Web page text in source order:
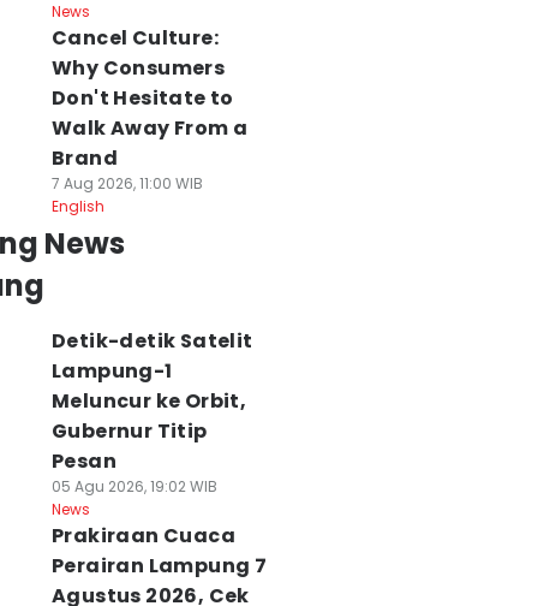
News
Cancel Culture:
Why Consumers
Don't Hesitate to
Walk Away From a
Brand
7 Aug 2026, 11:00 WIB
English
News
Detik-detik Satelit
Lampung-1
Meluncur ke Orbit,
Gubernur Titip
Pesan
05 Agu 2026, 19:02 WIB
News
Prakiraan Cuaca
Perairan Lampung 7
Agustus 2026, Cek